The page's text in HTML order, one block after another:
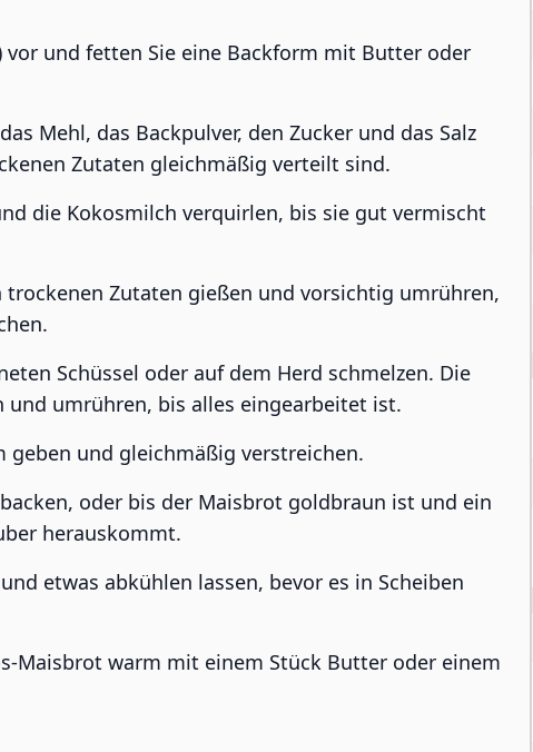
vor und fetten Sie eine Backform mit Butter oder
Mehl, das Backpulver, den Zucker und das Salz
Zutaten gleichmäßig verteilt sind.
die Kokosmilch verquirlen, bis sie gut vermischt
Zutaten gießen und vorsichtig umrühren,
Schüssel oder auf dem Herd schmelzen. Die
und umrühren, bis alles eingearbeitet ist.
geben und gleichmäßig verstreichen.
oder bis der Maisbrot goldbraun ist und ein
herauskommt.
etwas abkühlen lassen, bevor es in Scheiben
Maisbrot warm mit einem Stück Butter oder einem